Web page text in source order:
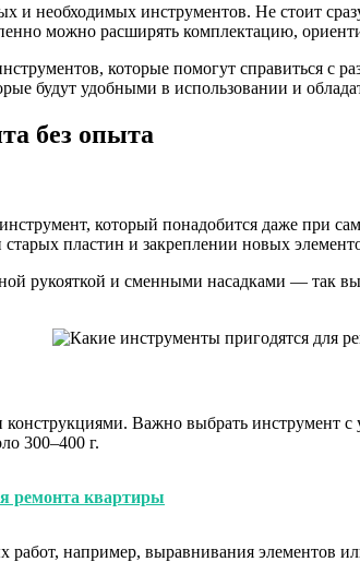
и необходимых инструментов. Не стоит
можно расширять комплектацию,
которые помогут справиться с
будут удобными в использовании и
без опыта
который понадобится даже при
пластин и закреплении новых
рукояткой и сменными насадками — так
Важно выбрать инструмент
300–400 г.
ремонта квартиры
например, выравнивания элементов